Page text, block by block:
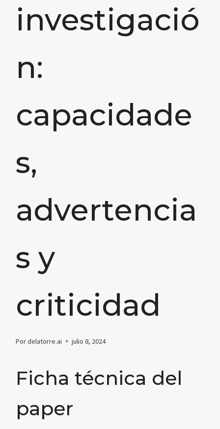
investigació
n:
capacidade
s,
advertencia
s y
criticidad
Pordelatorre.ai julio 8, 2024
Ficha técnica del
paper